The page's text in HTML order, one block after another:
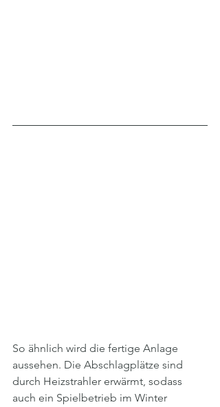
So ähnlich wird die fertige Anlage
aussehen. Die Abschlagplätze sind
durch Heizstrahler erwärmt, sodass
auch ein Spielbetrieb im Winter